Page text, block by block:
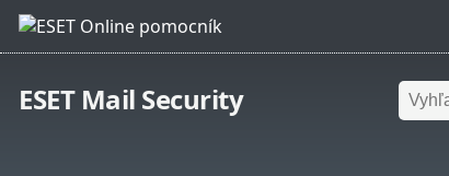
ESET Mail Security